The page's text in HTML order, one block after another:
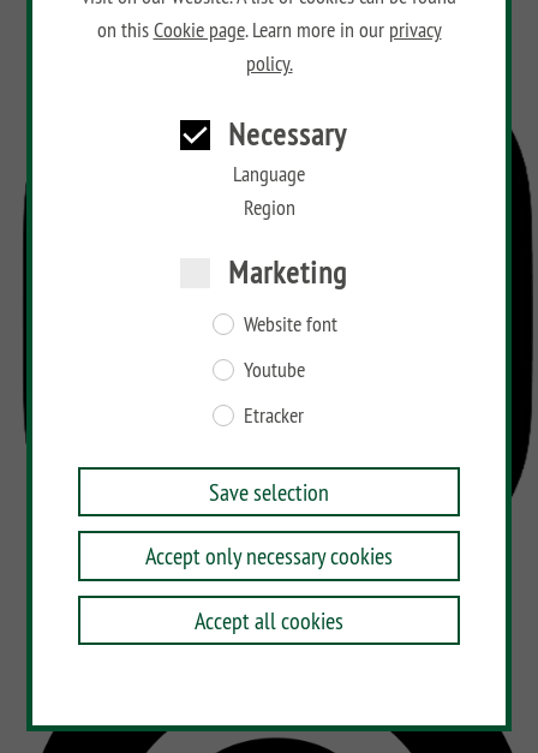
on thisCookie page. Learn more in our privacy
policy.
Necessary
Language
Region
Marketing
Website font
Youtube
Etracker
Save selection
Accept only necessary cookies
Accept all cookies